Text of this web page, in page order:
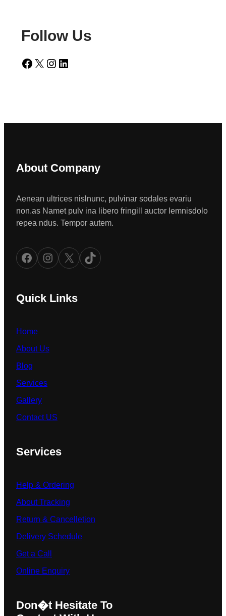
Follow Us
Facebook X Instagram LinkedIn
About Company
Aenean ultrices nislnunc, pulvinar sodales evariu
non.as Namet pulv ina libero fringill auctor lemnisdolo
repea ndus. Tempor autem.
Facebook Instagram X TikTok
Quick Links
Home
About Us
Blog
Services
Gallery
Contact US
Services
Help & Ordering
About Tracking
Return & Cancelletion
Delivery Schedule
Get a Call
Online Enquiry
Don�t Hesitate To